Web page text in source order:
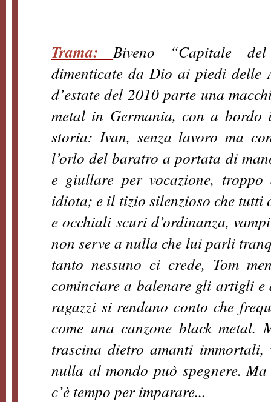
Trama:Biveno “Capitale del
dimenticate da Dio ai piedi
d’estate del 2010 parte una
metal in Germania, con a
storia: Ivan, senza lavoro ma
l’orlo del baratro a portata di
e giullare per vocazione,
idiota; e il tizio silenzioso che
e occhiali scuri d’ordinanza,
non serve a nulla che lui parli
tanto nessuno ci crede, Tom
cominciare a balenare gli artigli e
ragazzi si rendano conto che
come una canzone black metal.
trascina dietro amanti immortali,
nulla al mondo può spegnere.
c’è tempo per imparare...